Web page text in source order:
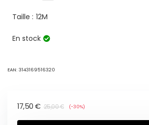
Taille : 12M
En stock
EAN: 3143169516320
25,00€
17,50 € (-30%)